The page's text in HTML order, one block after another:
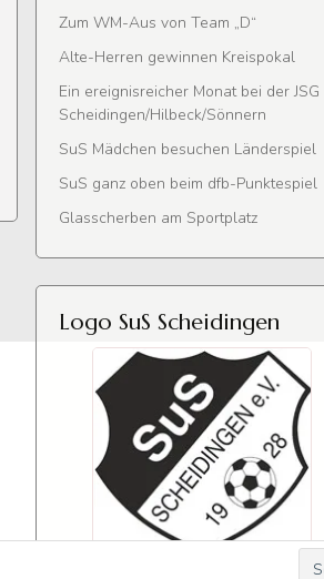
Zum WM-Aus von Team „D“
Alte-Herren gewinnen Kreispokal
Ein ereignisreicher Monat bei der JSG
Scheidingen/Hilbeck/Sönnern
SuS Mädchen besuchen Länderspiel
SuS ganz oben beim dfb-Punktespiel
Glasscherben am Sportplatz
Logo SuS Scheidingen